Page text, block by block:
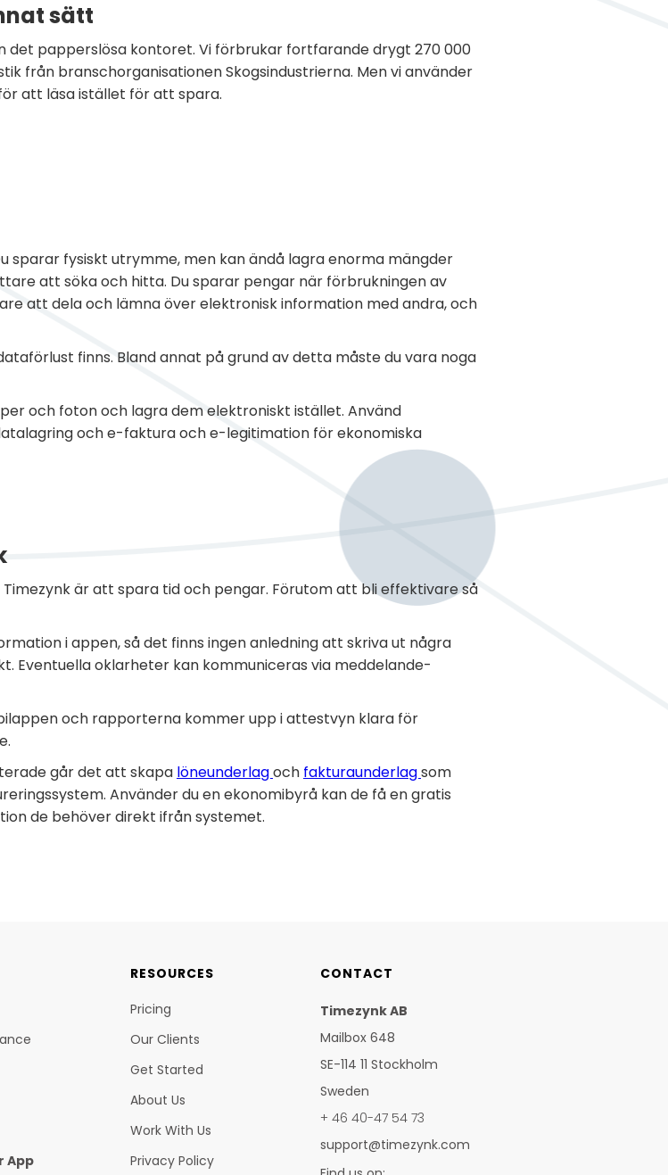
sätt
det papperslösa kontoret. Vi förbrukar fortfarande drygt 270 000
från branschorganisationen Skogsindustrierna. Men vi använder
att läsa istället för att spara.
sparar fysiskt utrymme, men kan ändå lagra enorma mängder
att söka och hitta. Du sparar pengar när förbrukningen av
att dela och lämna över elektronisk information med andra, och
finns. Bland annat på grund av detta måste du vara noga
och foton och lagra dem elektroniskt istället. Använd
och e-faktura och e-legitimation för ekonomiska
är att spara tid och pengar. Förutom att bli effektivare så
i appen, så det finns ingen anledning att skriva ut några
Eventuella oklarheter kan kommuniceras via meddelande-
och rapporterna kommer upp i attestvyn klara för
går det att skapa löneunderlagoch fakturaunderlagsom
Använder du en ekonomibyrå kan de få en gratis
de behöver direkt ifrån systemet.
App
RESOURCES
Pricing
Our Clients
Get Started
About Us
Work With Us
Privacy Policy
CONTACT
Timezynk AB
Mailbox 648
SE-114 11 Stockholm
Sweden
+ 46 40-47 54 73
support@timezynk.com